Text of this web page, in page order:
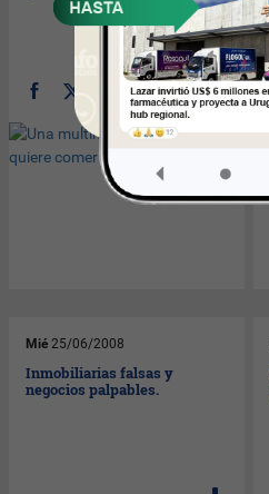
Mié 25/06/2008
Inmobiliarias falsas y
negocios palpables.